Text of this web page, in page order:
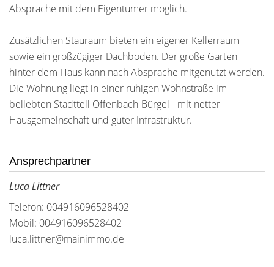
Absprache mit dem Eigentümer möglich.
Zusätzlichen Stauraum bieten ein eigener Kellerraum
sowie ein großzügiger Dachboden. Der große Garten
hinter dem Haus kann nach Absprache mitgenutzt werden.
Die Wohnung liegt in einer ruhigen Wohnstraße im
beliebten Stadtteil Offenbach-Bürgel - mit netter
Hausgemeinschaft und guter Infrastruktur.
Ansprechpartner
Luca Littner
Telefon: 004916096528402
Mobil: 004916096528402
luca.littner@mainimmo.de